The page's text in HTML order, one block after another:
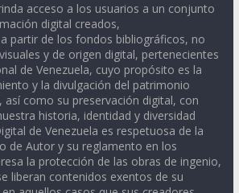
acceso a los usuarios a un conjunto
digital creados,
partir de los fondos bibliográficos, no
y de origen digital, pertenecientes
de Venezuela, cuyo propósito es la
y la divulgación del patrimonio
así como su preservación digital, con
historia, identidad y diversidad
de Venezuela es respetuosa de la
de Autor y su reglamento en los
la protección de las obras de ingenio,
liberan contenidos exentos de su